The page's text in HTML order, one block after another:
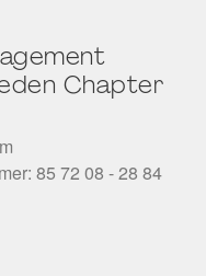
Chapter
85 72 08 - 28 84